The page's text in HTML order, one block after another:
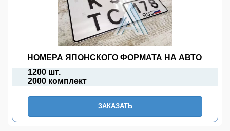
НОМЕРА ЯПОНСКОГО ФОРМАТА НА АВТО
1200 шт.
2000 комплект
ЗАКАЗАТЬ